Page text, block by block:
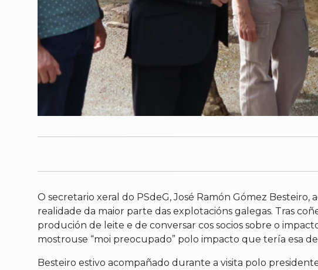
O secretario xeral do PSdeG, José Ramón Gómez
realidade da maior parte das explotacións galegas. Tras
produción de leite e de conversar cos socios sobre o
mostrouse “moi preocupado” polo impacto que tería esa
Besteiro estivo acompañado durante a visita polo